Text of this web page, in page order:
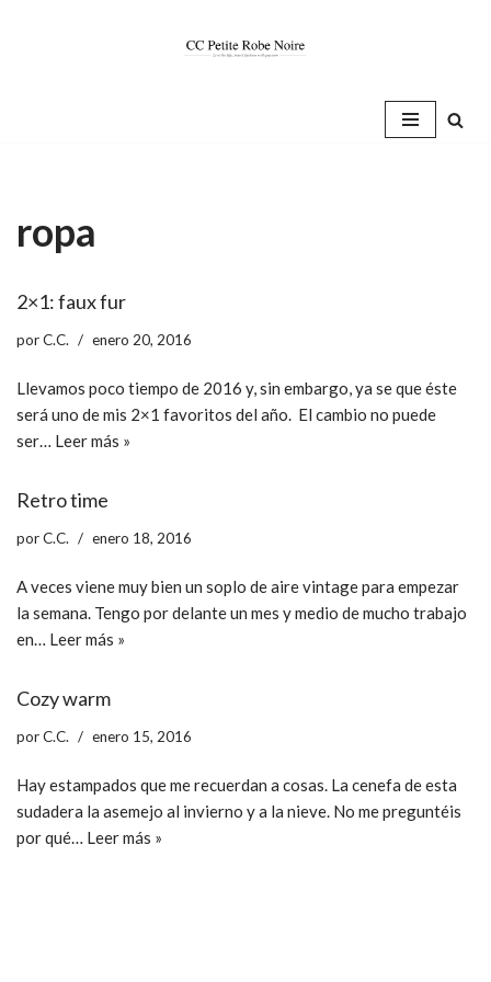
ropa
2×1: faux fur
porC.C. enero 20, 2016
Llevamos poco tiempo de 2016 y, sin embargo, ya se que éste
será uno de mis 2×1 favoritos del año. El cambio no puede
ser… Leer más »
Retro time
porC.C. enero 18, 2016
A veces viene muy bien un soplo de aire vintage para empezar
la semana. Tengo por delante un mes y medio de mucho trabajo
en… Leer más »
Cozy warm
porC.C. enero 15, 2016
Hay estampados que me recuerdan a cosas. La cenefa de esta
sudadera la asemejo al invierno y a la nieve. No me preguntéis
por qué… Leer más »